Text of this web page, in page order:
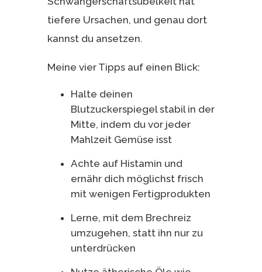
tiefere Ursachen, und genau dort
kannst du ansetzen.
Meine vier Tipps auf einen Blick:
Halte deinen
Blutzuckerspiegel stabil in der
Mitte, indem du vor jeder
Mahlzeit Gemüse isst
Achte auf Histamin und
ernähr dich möglichst frisch
mit wenigen Fertigprodukten
Lerne, mit dem Brechreiz
umzugehen, statt ihn nur zu
unterdrücken